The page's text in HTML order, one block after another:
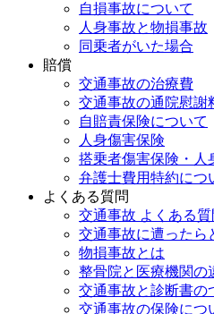
自損事故について
人身事故と物損事故
同乗者がいた場合
賠償
交通事故の治療費
交通事故の通院慰謝
自賠責保険について
人身傷害保険
搭乗者傷害保険・人
弁護士費用特約につ
よくある質問
交通事故 よくある質
交通事故に遭ったら
物損事故とは
整骨院と医療機関の
交通事故と診断書の
交通事故の保険につ